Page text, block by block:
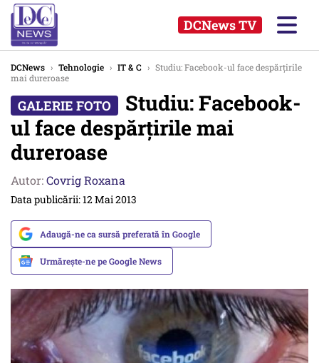
DCNews TV
DCNews › Tehnologie › IT & C › Studiu: Facebook-ul face despărțirile
mai dureroase
Studiu: Facebook-
ul face despărțirile mai
dureroase
Autor:Covrig Roxana
Data publicării: 12 Mai 2013
Adaugă-ne ca sursă preferată în Google
Urmărește-ne pe Google News